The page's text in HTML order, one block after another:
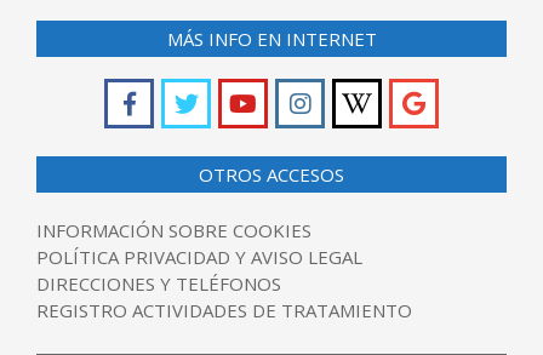
MÁS INFO EN INTERNET
OTROS ACCESOS
INFORMACIÓN SOBRE COOKIES
POLÍTICA PRIVACIDAD Y AVISO LEGAL
DIRECCIONES Y TELÉFONOS
REGISTRO ACTIVIDADES DE TRATAMIENTO